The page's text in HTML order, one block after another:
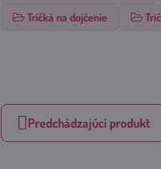
Tričká na dojčenie
Predchádzajúci produkt